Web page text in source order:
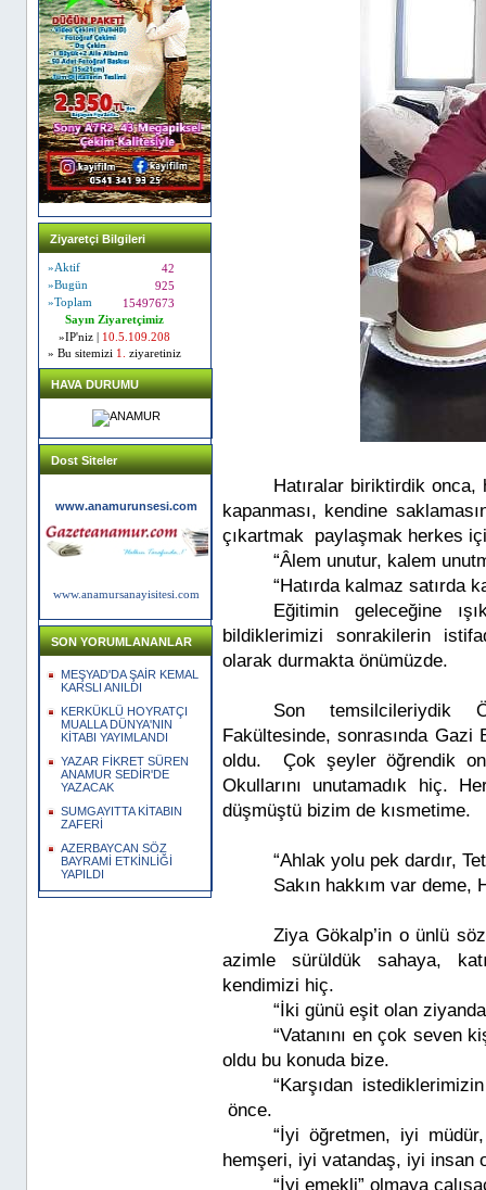
Ziyaretçi Bilgileri
»Aktif
42
»Bugün
925
»Toplam
15497673
Sayın Ziyaretçimiz
»IP'niz |
10.5.109.208
» Bu sitemizi 1. ziyaretiniz
HAVA DURUMU
Dost Siteler
www.anamurunsesi.com
www.anamursanayisitesi.com
SON YORUMLANANLAR
MEŞYAD'DA ŞAİR KEMAL
KARSLI ANILDI
KERKÜKLÜ HOYRATÇI
MUALLA DÜNYA'NIN
KİTABI YAYIMLANDI
YAZAR FİKRET SÜREN
ANAMUR SEDİR'DE
YAZACAK
SUMGAYITTA KİTABIN
ZAFERİ
AZERBAYCAN SÖZ
BAYRAMİ ETKİNLİĞİ
YAPILDI
Hatıralar biriktirdik
kapanması, kendine
çıkartmak paylaşmak herkes
“Âlem unutur, kalem
“Hatırda kalmaz satırda
Eğitimin geleceğine
bildiklerimizi sonrakilerin
olarak durmakta önümüzde.
Son temsilcileriydik
Fakültesinde, sonrasında Gazi
oldu. Çok şeyler öğrendik
Okullarını unutamadık hiç.
düşmüştü bizim de kısmetime.
“Ahlak yolu pek dardır,
Sakın hakkım var deme,
Ziya Gökalp’in o ünlü
azimle sürüldük sahaya,
kendimizi hiç.
“İki günü eşit olan
“Vatanını en çok seven
oldu bu konuda bize.
“Karşıdan
önce.
“İyi öğretmen, iyi
hemşeri, iyi vatandaş, iyi insan
“İyi emekli” olmaya